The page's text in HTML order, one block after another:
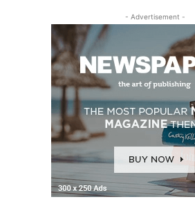
- Advertisement -